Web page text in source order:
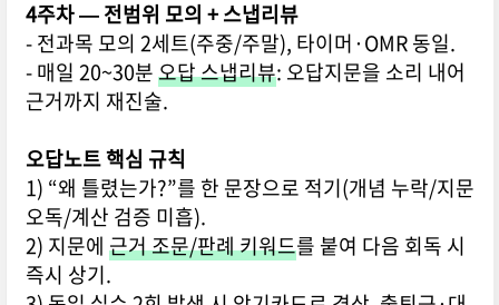
4주차 — 전범위 모의 + 스냅리뷰
- 전과목 모의 2세트(주중/주말), 타이머·OMR 동일.
- 매일 20~30분오답 스냅리뷰: 오답지문을 소리 내어
근거까지 재진술.
오답노트 핵심 규칙
1) “왜 틀렸는가?”를 한 문장으로 적기(개념 누락/지문
오독/계산 검증 미흡).
2) 지문에 근거 조문/판례 키워드를 붙여 다음 회독 시
즉시 상기.